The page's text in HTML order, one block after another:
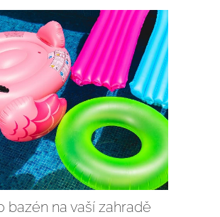
bazén na vaší zahradě